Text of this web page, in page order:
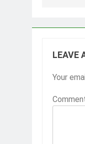
LEAVE
Your